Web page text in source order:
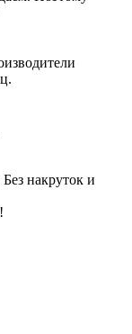
накруток и